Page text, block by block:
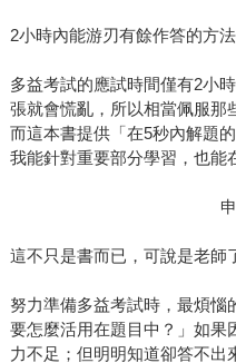
2小時內能游刃有餘作答的方法
多益考試的應試時間僅有2小
張就會慌亂，所以相當佩服那
而這本書提供「在5秒內解題
我能針對重要部分學習，也能
這不只是書而已，可說是老師
努力準備多益考試時，最煩惱
要怎麼活用在題目中？」如果
力不足；但明明知道卻答不出